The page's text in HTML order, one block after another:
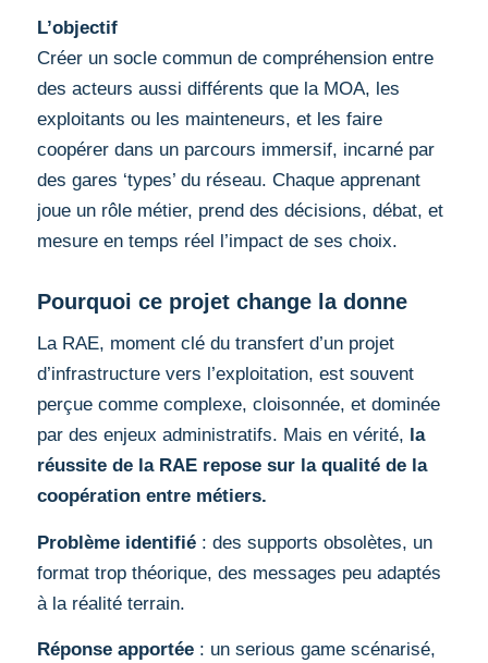
L’objectif
Créer un socle commun de compréhension entre
des acteurs aussi différents que la MOA, les
exploitants ou les mainteneurs, et les faire
coopérer dans un parcours immersif, incarné par
des gares ‘types’ du réseau. Chaque apprenant
joue un rôle métier, prend des décisions, débat, et
mesure en temps réel l’impact de ses choix.
Pourquoi ce projet change la donne
La RAE, moment clé du transfert d’un projet
d’infrastructure vers l’exploitation, est souvent
perçue comme complexe, cloisonnée, et dominée
par des enjeux administratifs. Mais en vérité, la
réussite de la RAE repose sur la qualité de la
coopération entre métiers.
Problème identifié: des supports obsolètes, un
format trop théorique, des messages peu adaptés
à la réalité terrain.
Réponse apportée: un serious game scénarisé,